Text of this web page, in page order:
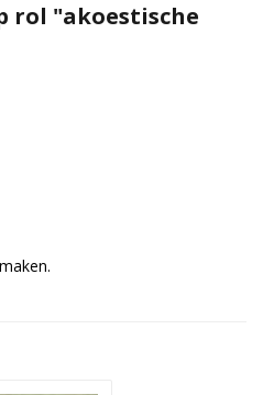
rol "akoestische